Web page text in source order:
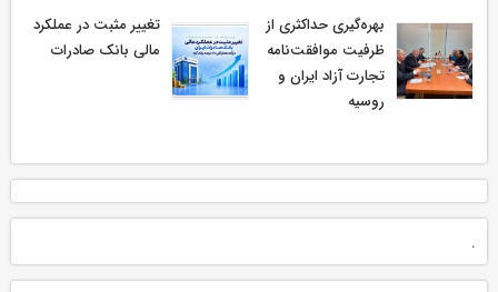
بهره‌گیری حداکثری از
ظرفیت موافقت‌نامه
تجارت آزاد ایران و
روسیه
تغییر مثبت در عملکرد
مالی بانک صادرات
.